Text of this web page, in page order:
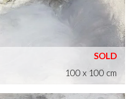
100 x 100 cm